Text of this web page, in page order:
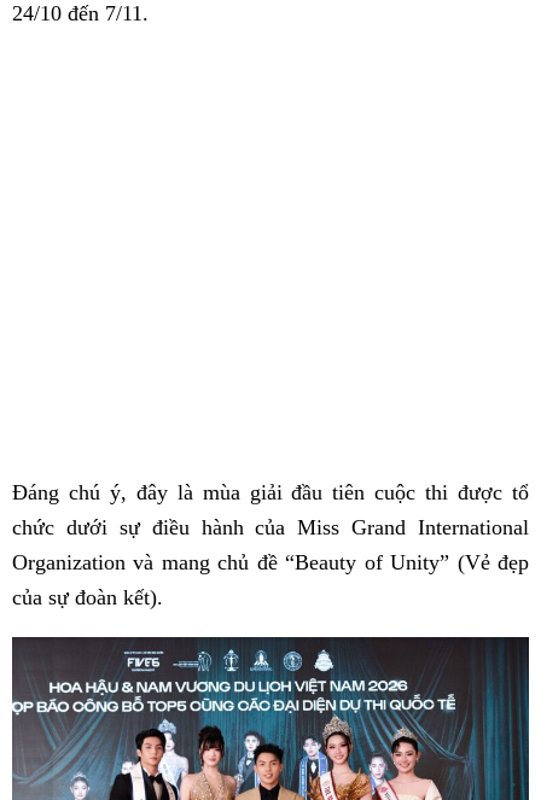
24/10 đến 7/11.
Đáng chú ý, đây là mùa giải đầu tiên cuộc thi được tổ
chức dưới sự điều hành của Miss Grand International
Organization và mang chủ đề “Beauty of Unity” (Vẻ đẹp
của sự đoàn kết).